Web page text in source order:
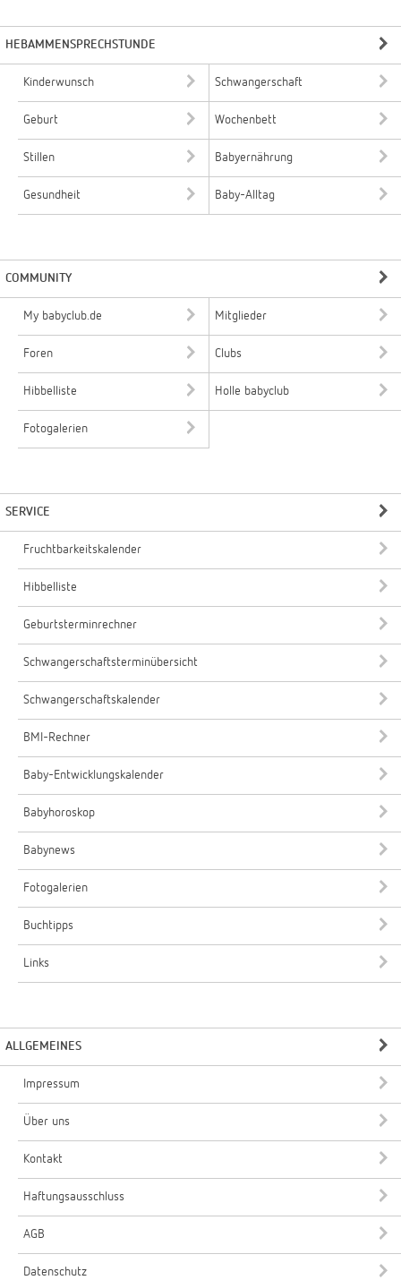
HEBAMMENSPRECHSTUNDE
Kinderwunsch Schwangerschaft
Geburt Wochenbett
Stillen Babyernährung
Gesundheit Baby-Alltag
COMMUNITY
My babyclub.de Mitglieder
Foren Clubs
Hibbelliste Holle babyclub
Fotogalerien
SERVICE
Fruchtbarkeitskalender
Hibbelliste
Geburtsterminrechner
Schwangerschaftsterminübersicht
Schwangerschaftskalender
BMI-Rechner
Baby-Entwicklungskalender
Babyhoroskop
Babynews
Fotogalerien
Buchtipps
Links
ALLGEMEINES
Impressum
Über uns
Kontakt
Haftungsausschluss
AGB
Datenschutz